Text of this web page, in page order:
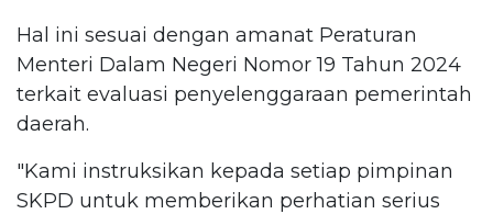
Hal ini sesuai dengan amanat Peraturan
Menteri Dalam Negeri Nomor 19 Tahun 2024
terkait evaluasi penyelenggaraan pemerintah
daerah.
"Kami instruksikan kepada setiap pimpinan
SKPD untuk memberikan perhatian serius